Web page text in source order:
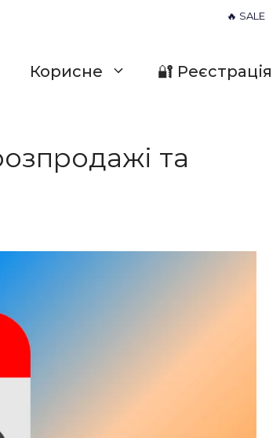
🔥 SALE
Корисне 🔐 Реєстрація
та